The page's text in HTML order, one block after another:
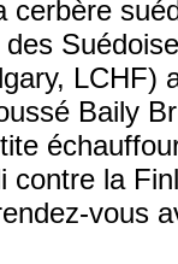
cerbère
LCHF)
Baily
contre la
vous